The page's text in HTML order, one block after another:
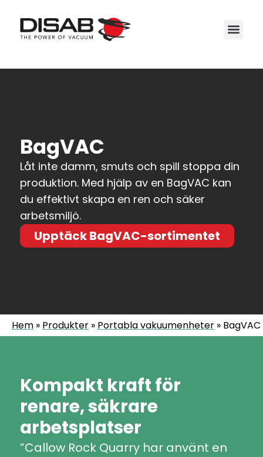
BagVAC
Låt inte damm, smuts och spill stoppa din
produktion. Med hjälp av en BagVAC kan
du effektivt skapa en ren och säker
arbetsmiljö.
Upptäck BagVAC-sortimentet
Hem » Produkter » Portabla vakuumenheter » BagVAC
Kompakt kraft för
renare, säkrare
arbetsplatser
”Callow Rock Quarry har använt en